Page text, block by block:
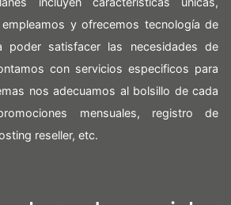
y ofrecemos tecnología de
poder satisfacer las necesidades de
con servicios especificos para
nos adecuamos al bolsillo de cada
mensuales, registro de
reseller, etc.